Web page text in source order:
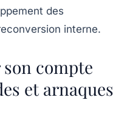
des
interne.
compte
et arnaques